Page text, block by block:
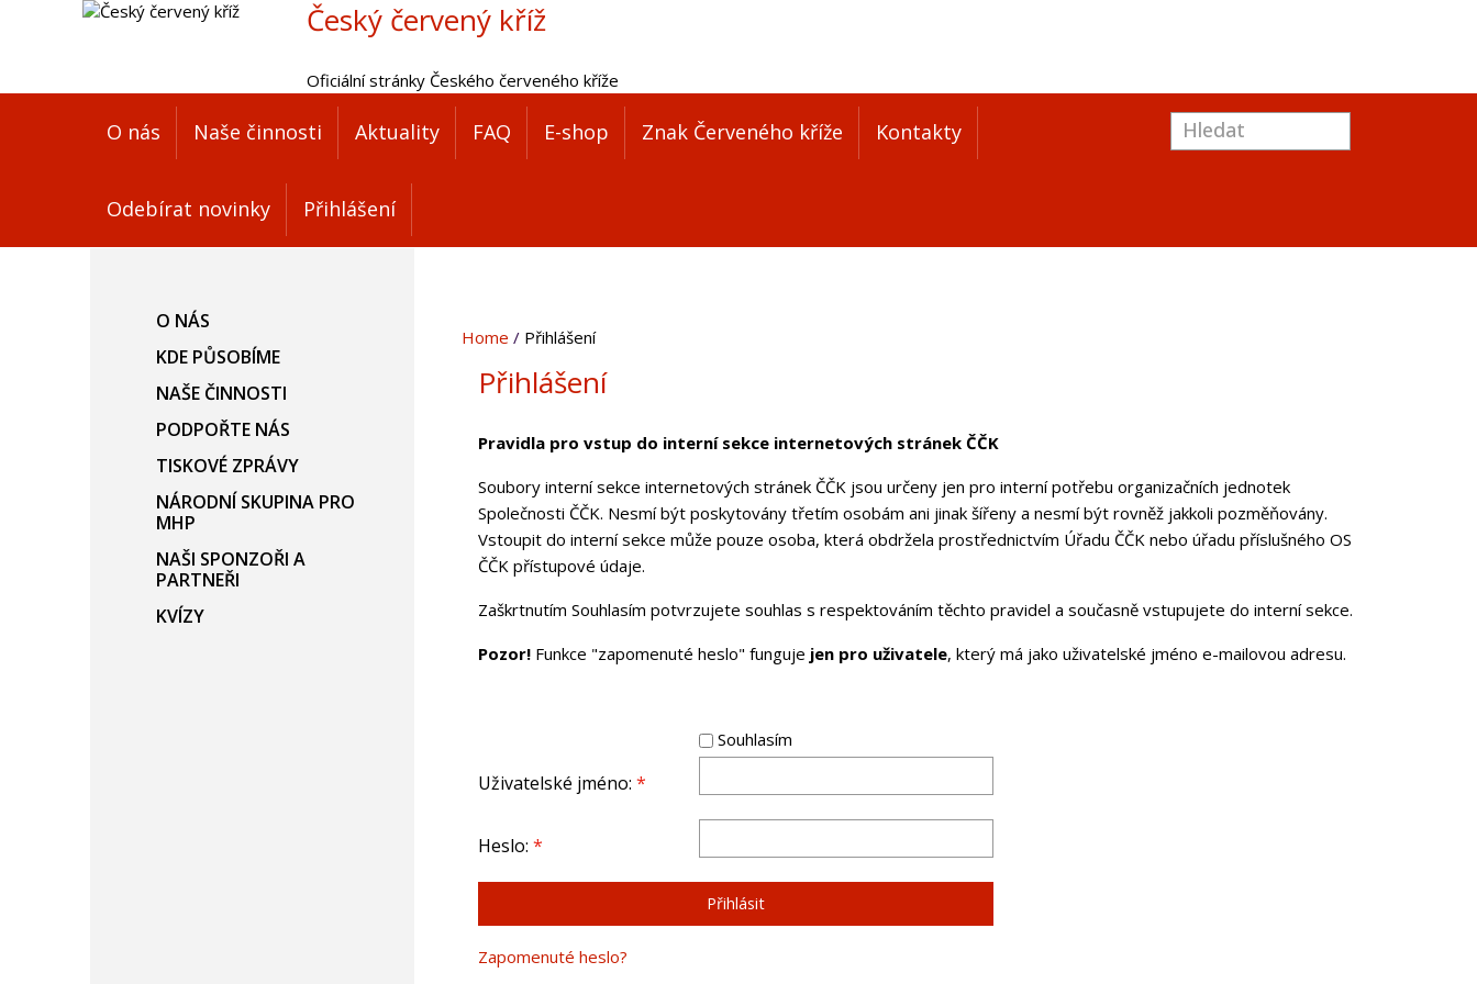
Český červený kříž
Oficiální stránky Českého červeného kříže
O nás Naše činnosti Aktuality FAQ E-shop Znak Červeného kříže Kontakty
Odebírat novinky Přihlášení
Home Přihlášení
Přihlášení
Pravidla pro vstup do interní sekce internetových stránek ČČK
Soubory interní sekce internetových stránek ČČK jsou určeny jen pro interní potřebu organizačních jednotek
Společnosti ČČK. Nesmí být poskytovány třetím osobám ani jinak šířeny a nesmí být rovněž jakkoli pozměňovány.
Vstoupit do interní sekce může pouze osoba, která obdržela prostřednictvím Úřadu ČČK nebo úřadu příslušného OS
ČČK přístupové údaje.
Zaškrtnutím Souhlasím potvrzujete souhlas s respektováním těchto pravidel a současně vstupujete do interní sekce.
Pozor!Funkce "zapomenuté heslo" funguje jen pro uživatele, který má jako uživatelské jméno e-mailovou adresu.
Souhlasím
Uživatelské jméno: *
Heslo: *
Zapomenuté heslo?
O NÁS
KDE PŮSOBÍME
NAŠE ČINNOSTI
PODPOŘTE NÁS
TISKOVÉ ZPRÁVY
NÁRODNÍ SKUPINA PRO
MHP
NAŠI SPONZOŘI A
PARTNEŘI
KVÍZY